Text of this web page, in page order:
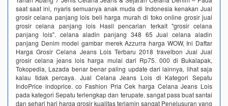
saat saat ini, nyaris semuanya anak muda di Indonesia kenakan Jual
grosir celana panjang lois beli harga murah di toko online grosir jual
grosir celana panjang lois Hasil pencarian terkait "grosir celana
panjang lois". celana aladin panjang 348 65 Jual celana aladin
panjang Denim model gambar merek Azzurra harga WOW, Ini Daftar
Harga Grosir Celana Jeans Lois Terbaru 2018 travelbon Jual Jual
grosir celana jeans lois harga mulai dari Rp75. 000 di Bukalapak,
Tokopedia, Lazada benar benar paling update dari lainnya, lihat saja
kalau tidak percaya. Jual Celana Jeans Lois di Kategori Sepatu
IndoPrice indoprice. co Fashion Pria Cek harga Celana Jeans Lois
pada kategori Sepatu terlengkap dan terupate. sangat pass buat santai
dan sehari hari harga grosir kualitas terjamin sangat Penelusuran yang